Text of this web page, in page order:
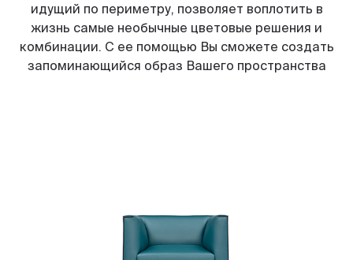
идущий по периметру, позволяет воплотить в
жизнь самые необычные цветовые решения и
комбинации. С ее помощью Вы сможете создать
запоминающийся образ Вашего пространства